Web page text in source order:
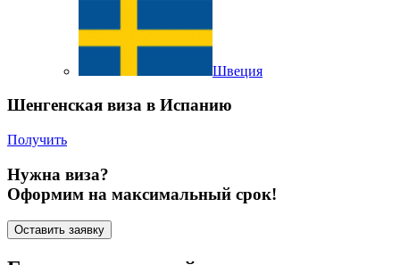
Швеция
Шенгенская виза в Испанию
Получить
Нужна виза?
Оформим на максимальный срок!
Оставить заявку